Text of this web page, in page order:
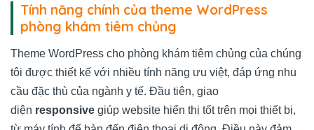
Tính năng chính của theme WordPress
phòng khám tiêm chủng
Theme WordPress cho phòng khám tiêm chủng của chúng
tôi được thiết kế với nhiều tính năng ưu việt, đáp ứng nhu
cầu đặc thù của ngành y tế. Đầu tiên, giao
diện responsive giúp website hiển thị tốt trên mọi thiết bị,